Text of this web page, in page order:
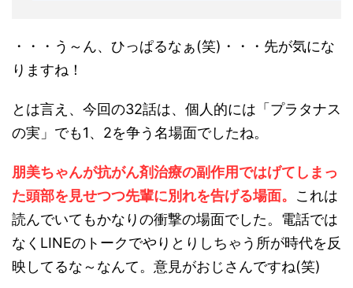
・・・う～ん、ひっぱるなぁ(笑)・・・先が気にな
りますね！
とは言え、今回の32話は、個人的には「プラタナス
の実」でも1、2を争う名場面でしたね。
朋美ちゃんが抗がん剤治療の副作用ではげてしまっ
た頭部を見せつつ先輩に別れを告げる場面。 これは
読んでいてもかなりの衝撃の場面でした。電話では
なくLINEのトークでやりとりしちゃう所が時代を反
映してるな～なんて。意見がおじさんですね(笑)